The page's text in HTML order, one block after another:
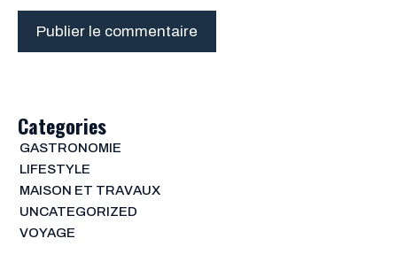
Categories
GASTRONOMIE
LIFESTYLE
MAISON ET TRAVAUX
UNCATEGORIZED
VOYAGE